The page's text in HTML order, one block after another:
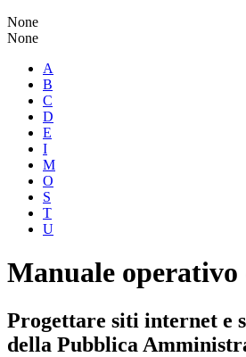
None
None
A
B
C
D
E
I
M
O
S
T
U
Manuale operativo
Progettare siti internet e
della Pubblica